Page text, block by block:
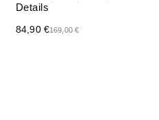
Details
169,00€
84,90 €